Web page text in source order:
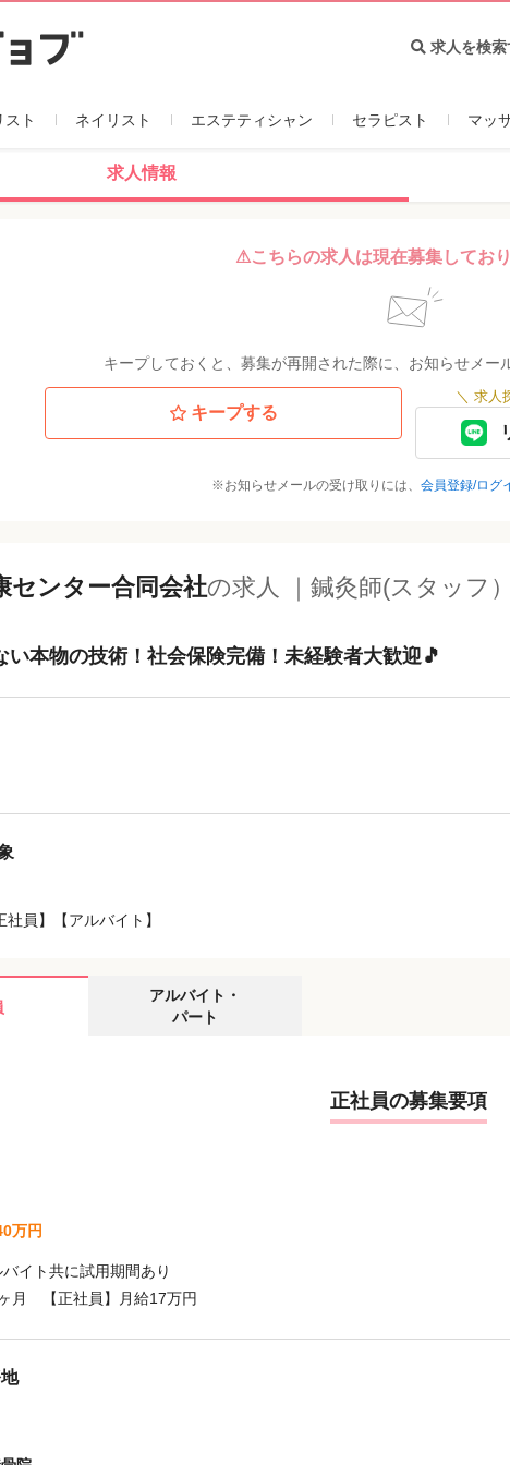
求人を検索
スト ネイリスト エステティシャン セラピスト マッ
求人情報
⚠こちらの求人は現在募集しており
キープしておくと、募集が再開された際に、お知らせメー
キープする
＼ 求人
※お知らせメールの受け取りには、 会員登録/ログ
センター合同会社の求人 ｜鍼灸師(スタッフ）
い本物の技術！社会保険完備！未経験者大歓迎🎵
】【アルバイト】
アルバイト・
パート
正社員の募集要項
万円
イト共に試用期間あり
月 【正社員】月給17万円